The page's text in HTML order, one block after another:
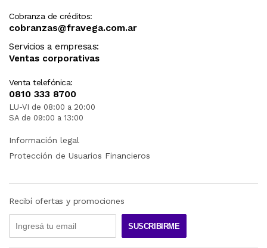
Cobranza de créditos:
cobranzas@fravega.com.ar
Servicios a empresas:
Ventas corporativas
Venta telefónica:
0810 333 8700
LU-VI de 08:00 a 20:00
SA de 09:00 a 13:00
Información legal
Protección de Usuarios Financieros
Recibí ofertas y promociones
SUSCRIBIRME